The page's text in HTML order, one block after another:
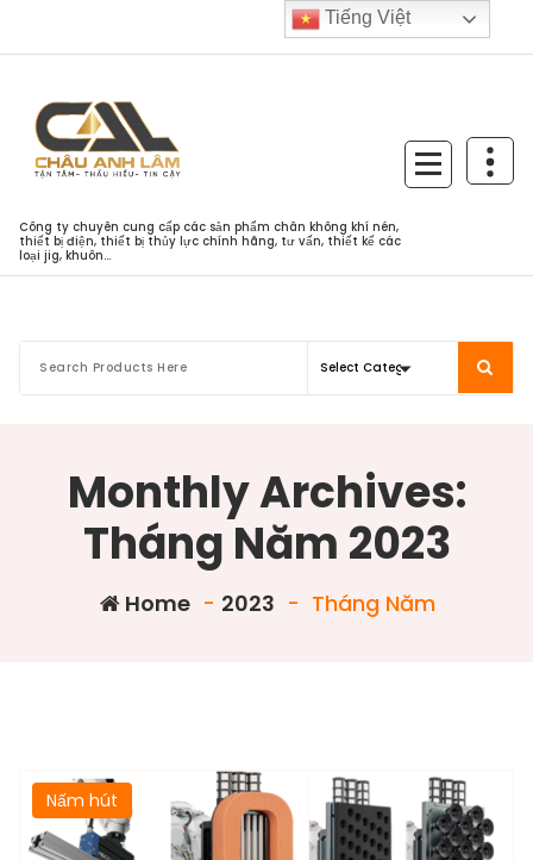
Công ty chuyên cung cấp các sản phẩm chân không khí nén,
thiết bị điện, thiết bị thủy lực chính hãng, tư vấn, thiết kế các
loại jig, khuôn...
Monthly Archives:
Tháng Năm 2023
Home- 2023 - Tháng Năm
Nấm hút
Tiếng Việt